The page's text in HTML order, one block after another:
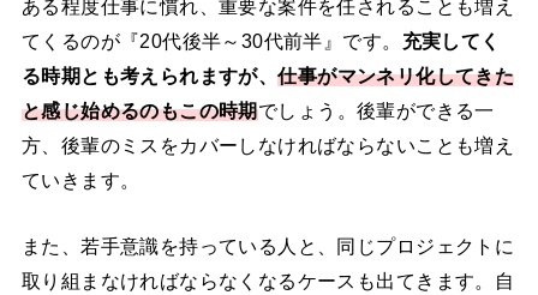
ある程度仕事に慣れ、重要な案件を任されることも増え
てくるのが『20代後半～30代前半』です。 充実してく
る時期とも考えられますが、仕事がマンネリ化してきた
と感じ始めるのもこの時期でしょう。後輩ができる一
方、後輩のミスをカバーしなければならないことも増え
ていきます。
また、若手意識を持っている人と、同じプロジェクトに
取り組まなければならなくなるケースも出てきます。自